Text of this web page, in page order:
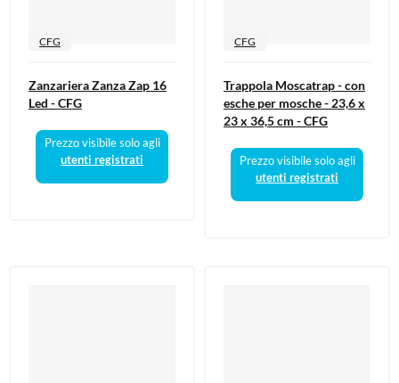
CFG
Zanzariera Zanza Zap 16
Led - CFG
Prezzo visibile solo agli
utenti registrati
CFG
Trappola Moscatrap - con
esche per mosche - 23,6 x
23 x 36,5 cm - CFG
Prezzo visibile solo agli
utenti registrati